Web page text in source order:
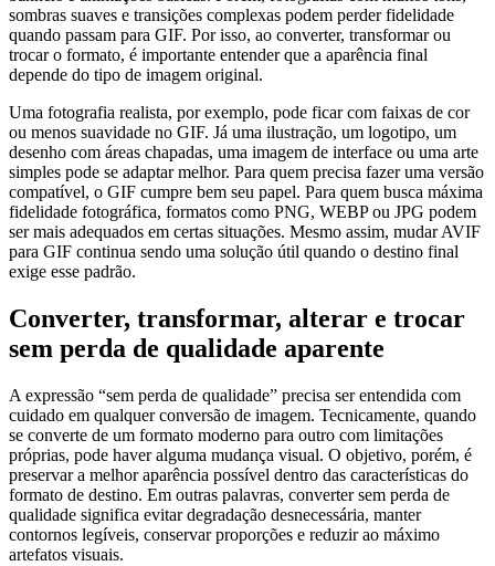
sombras suaves e transições complexas podem perder fidelidade
quando passam para GIF. Por isso, ao converter, transformar ou
trocar o formato, é importante entender que a aparência final
depende do tipo de imagem original.
Uma fotografia realista, por exemplo, pode ficar com faixas de cor
ou menos suavidade no GIF. Já uma ilustração, um logotipo, um
desenho com áreas chapadas, uma imagem de interface ou uma arte
simples pode se adaptar melhor. Para quem precisa fazer uma versão
compatível, o GIF cumpre bem seu papel. Para quem busca máxima
fidelidade fotográfica, formatos como PNG, WEBP ou JPG podem
ser mais adequados em certas situações. Mesmo assim, mudar AVIF
para GIF continua sendo uma solução útil quando o destino final
exige esse padrão.
Converter, transformar, alterar e trocar
sem perda de qualidade aparente
A expressão “sem perda de qualidade” precisa ser entendida com
cuidado em qualquer conversão de imagem. Tecnicamente, quando
se converte de um formato moderno para outro com limitações
próprias, pode haver alguma mudança visual. O objetivo, porém, é
preservar a melhor aparência possível dentro das características do
formato de destino. Em outras palavras, converter sem perda de
qualidade significa evitar degradação desnecessária, manter
contornos legíveis, conservar proporções e reduzir ao máximo
artefatos visuais.